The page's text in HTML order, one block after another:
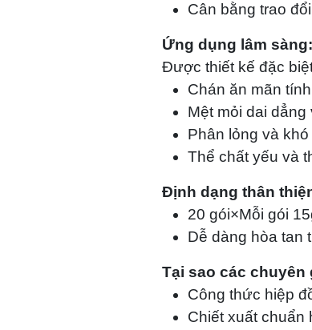
Cân bằng trao
Ứng dụng lâm sàng:
Được thiết kế đặc
Chán ăn mãn
Mệt mỏi dai
Phân lỏng và
Thể chất yếu và
Định dạng thân
20 gói×Mỗi gói
Dễ dàng hòa tan
Tại sao các chuyên
Công thức hiệp
Chiết xuất chuẩn